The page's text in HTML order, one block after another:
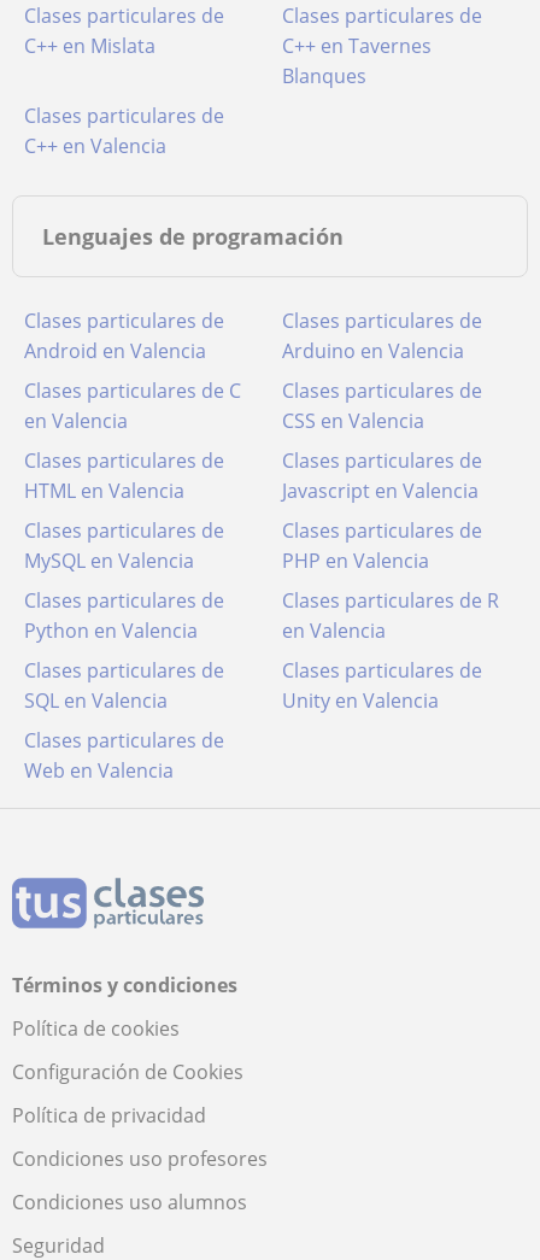
Clases particulares de
C++ en Mislata
Clases particulares de
C++ en Tavernes
Blanques
Clases particulares de
C++ en Valencia
Lenguajes de programación
Clases particulares de
Android en Valencia
Clases particulares de
Arduino en Valencia
Clases particulares de C
en Valencia
Clases particulares de
CSS en Valencia
Clases particulares de
HTML en Valencia
Clases particulares de
Javascript en Valencia
Clases particulares de
MySQL en Valencia
Clases particulares de
PHP en Valencia
Clases particulares de
Python en Valencia
Clases particulares de R
en Valencia
Clases particulares de
SQL en Valencia
Clases particulares de
Unity en Valencia
Clases particulares de
Web en Valencia
Términos y condiciones
Política de cookies
Configuración de Cookies
Política de privacidad
Condiciones uso profesores
Condiciones uso alumnos
Seguridad